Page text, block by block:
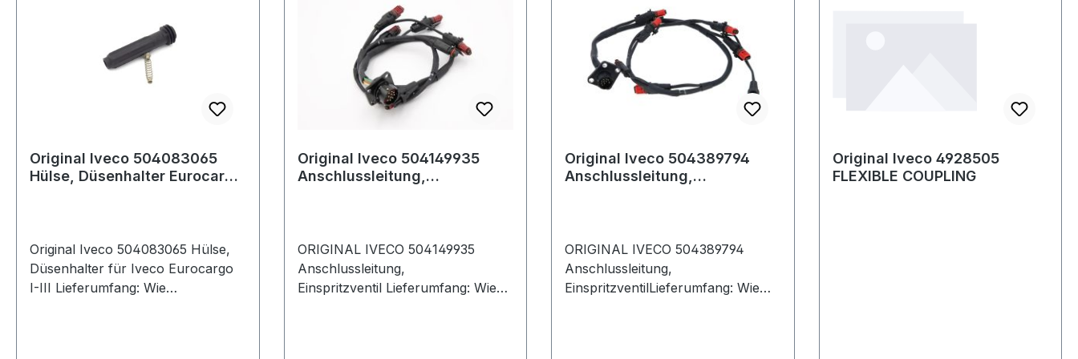
Original Iveco 504083065
Hülse, Düsenhalter Eurocargo
Original Iveco 504083065 Hülse,
Düsenhalter für Iveco Eurocargo
I-III Lieferumfang: Wie
Original Iveco 504149935
Anschlussleitung,
ORIGINAL IVECO 504149935
Anschlussleitung,
Einspritzventil Lieferumfang: Wie
Original Iveco 504389794
Anschlussleitung,
ORIGINAL IVECO 504389794
Anschlussleitung,
EinspritzventilLieferumfang: Wie
Original Iveco 4928505
FLEXIBLE COUPLING